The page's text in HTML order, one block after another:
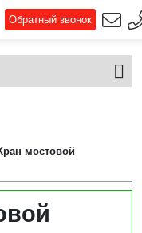
Обратный звонок
мостовой